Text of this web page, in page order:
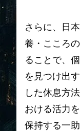
さらに、日
養・こころ
ることで、
を見つけ出
した休息方
おける活力
保持する一